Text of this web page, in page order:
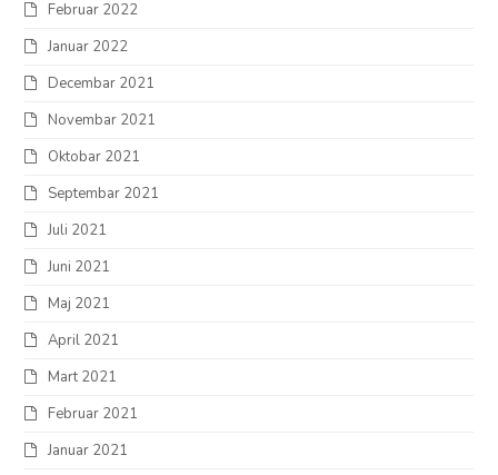
Februar 2022
Januar 2022
Decembar 2021
Novembar 2021
Oktobar 2021
Septembar 2021
Juli 2021
Juni 2021
Maj 2021
April 2021
Mart 2021
Februar 2021
Januar 2021